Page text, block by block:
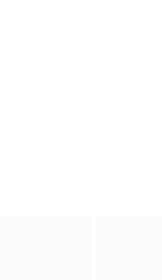
奇局。一桩401部队的神秘失
智慧与过人的勇气，屡破奇案
有史以来个以女子进士科三元